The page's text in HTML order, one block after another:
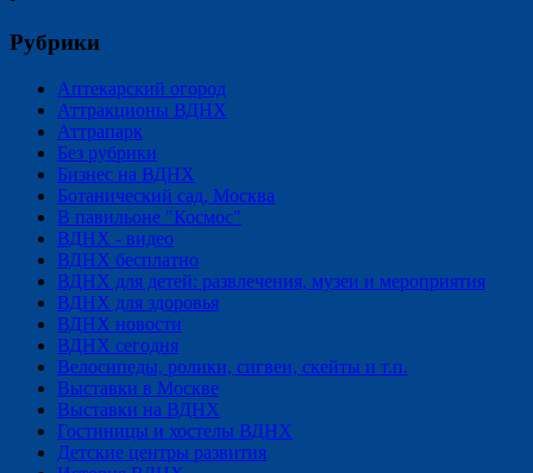
Рубрики
Аптекарский огород
Аттракционы ВДНХ
Аттрапарк
Без рубрики
Бизнес на ВДНХ
Ботанический сад, Москва
В павильоне "Космос"
ВДНХ - видео
ВДНХ бесплатно
ВДНХ для детей: развлечения, музеи и мероприятия
ВДНХ для здоровья
ВДНХ новости
ВДНХ сегодня
Велосипеды, ролики, сигвеи, скейты и т.п.
Выставки в Москве
Выставки на ВДНХ
Гостиницы и хостелы ВДНХ
Детские центры развития